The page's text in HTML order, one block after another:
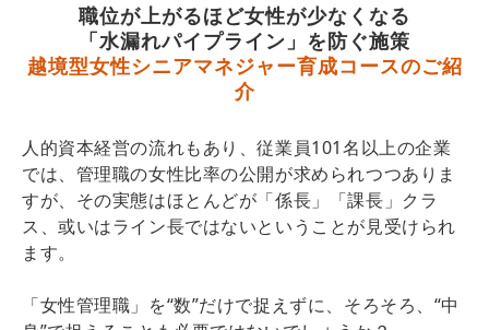
職位が上がるほど女性が少なくなる
「水漏れパイプライン」を防ぐ施策
越境型女性シニアマネジャー育成コースのご紹
介
人的資本経営の流れもあり、従業員101名以上の企業
では、管理職の女性比率の公開が求められつつありま
すが、その実態はほとんどが「係長」「課長」クラ
ス、或いはライン長ではないということが見受けられ
ます。
「女性管理職」を“数”だけで捉えずに、そろそろ、“中